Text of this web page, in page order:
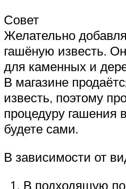
Совет
Желательно
гашёную известь.
для каменных и
В магазине
известь, поэтому
процедуру гашения
будете сами.
В зависимости от
В подходящую